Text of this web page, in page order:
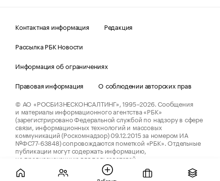
Контактная информация
Редакция
Рассылка РБК Новости
Информация об ограничениях
Правовая информация
О соблюдении авторских прав
© АО «РОСБИЗНЕСКОНСАЛТИНГ»,1995–2026.Сообщения
и материалы информационного агентства «РБК»
(зарегистрировано Федеральной службой по надзору в сфере
связи, информационных технологий и массовых
коммуникаций (Роскомнадзор) 09.12.2015 за номером ИА
№ФС77-63848) сопровождаются пометкой «РБК». Отдельные
публикации могут содержать информацию,
не предназначенную для пользователей
до 18 лет.
companycardsfeedback@rbc.ru